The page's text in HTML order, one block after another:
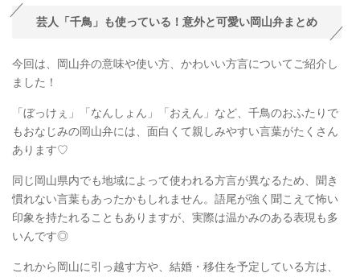
芸人「千鳥」も使っている！意外と可愛い岡山弁まとめ
今回は、岡山弁の意味や使い方、かわいい方言についてご紹介し
ました！
「ぼっけぇ」「なんしょん」「おえん」など、千鳥のおふたりで
もおなじみの岡山弁には、面白くて親しみやすい言葉がたくさん
あります♡
同じ岡山県内でも地域によって使われる方言が異なるため、聞き
慣れない言葉もあったかもしれません。語尾が強く聞こえて怖い
印象を持たれることもありますが、実際は温かみのある表現も多
いんです◎
これから岡山に引っ越す方や、結婚・移住を予定している方は、